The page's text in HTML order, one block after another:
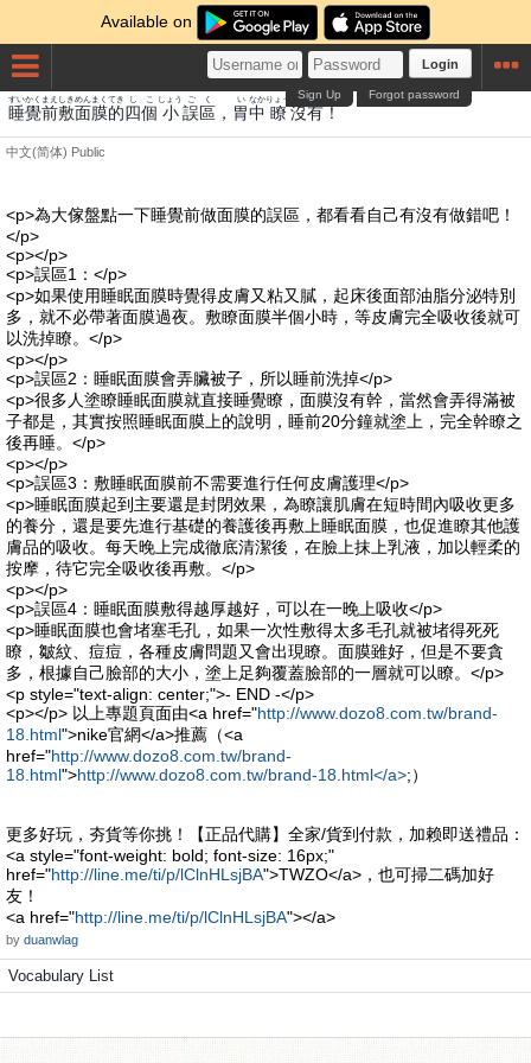
Available on
Login
Forgot password
Sign Up
睡
すい
覺
かく
前
まえ
敷
しき
面
めん
膜
まく
的
てき
四
し
個
こ
小
しょう
誤
ご
區
く
， 胃
い
中
なか
瞭
りょう
沒
ぼつ
有
あり
！
中文(简体) Public
<p>為大傢盤點一下睡覺前做面膜的誤區，都看看自己有沒有做錯吧！
</p>
<p></p>
<p>誤區1：</p>
<p>如果使用睡眠面膜時覺得皮膚又粘又膩，起床後面部油脂分泌特別
多，就不必帶著面膜過夜。敷瞭面膜半個小時，等皮膚完全吸收後就可
以洗掉瞭。</p>
<p></p>
<p>誤區2：睡眠面膜會弄臟被子，所以睡前洗掉</p>
<p>很多人塗瞭睡眠面膜就直接睡覺瞭，面膜沒有幹，當然會弄得滿被
子都是，其實按照睡眠面膜上的說明，睡前20分鐘就塗上，完全幹瞭之
後再睡。</p>
<p></p>
<p>誤區3：敷睡眠面膜前不需要進行任何皮膚護理</p>
<p>睡眠面膜起到主要還是封閉效果，為瞭讓肌膚在短時間內吸收更多
的養分，還是要先進行基礎的養護後再敷上睡眠面膜，也促進瞭其他護
膚品的吸收。每天晚上完成徹底清潔後，在臉上抹上乳液，加以輕柔的
按摩，待它完全吸收後再敷。</p>
<p></p>
<p>誤區4：睡眠面膜敷得越厚越好，可以在一晚上吸收</p>
<p>睡眠面膜也會堵塞毛孔，如果一次性敷得太多毛孔就被堵得死死
瞭，皺紋、痘痘，各種皮膚問題又會出現瞭。面膜雖好，但是不要貪
多，根據自己臉部的大小，塗上足夠覆蓋臉部的一層就可以瞭。</p>
<p style="text-align: center;">- END -</p>
<p></p> 以上專題頁面由<a href="http://www.dozo8.com.tw/brand-
18.html">nike官網</a>推薦（<a
href="http://www.dozo8.com.tw/brand-
18.html">http://www.dozo8.com.tw/brand-18.html</a>;）
更多好玩，夯貨等你挑！【正品代購】全家/貨到付款，加赖即送禮品：
<a style="font-weight: bold; font-size: 16px;"
href="http://line.me/ti/p/lClnHLsjBA">TWZO</a>，也可掃二碼加好
友！
<a href="http://line.me/ti/p/lClnHLsjBA"></a>
by duanwlag
Vocabulary List